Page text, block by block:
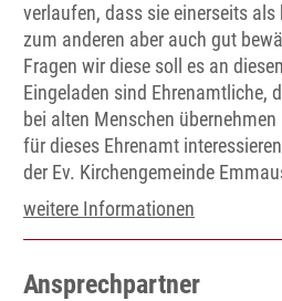
verlaufen, dass sie einerseits
zum anderen aber auch gut
Fragen wir diese soll es an
Eingeladen sind Ehrenamtliche,
bei alten Menschen
für dieses Ehrenamt
der Ev. Kirchengemeinde
weitere Informationen
Ansprechpartner